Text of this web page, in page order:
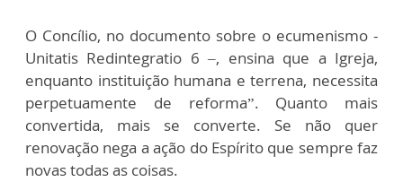
O Concílio, no documento sobre o ecumenismo -
Unitatis Redintegratio 6 –, ensina que a Igreja,
enquanto instituição humana e terrena, necessita
perpetuamente de reforma”. Quanto mais
convertida, mais se converte. Se não quer
renovação nega a ação do Espírito que sempre faz
novas todas as coisas.